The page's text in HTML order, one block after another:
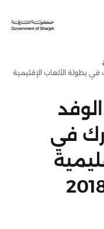
في بطولة الألعاب الإقليمية
في